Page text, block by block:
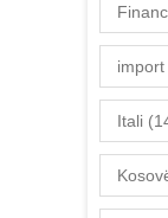
import
Itali